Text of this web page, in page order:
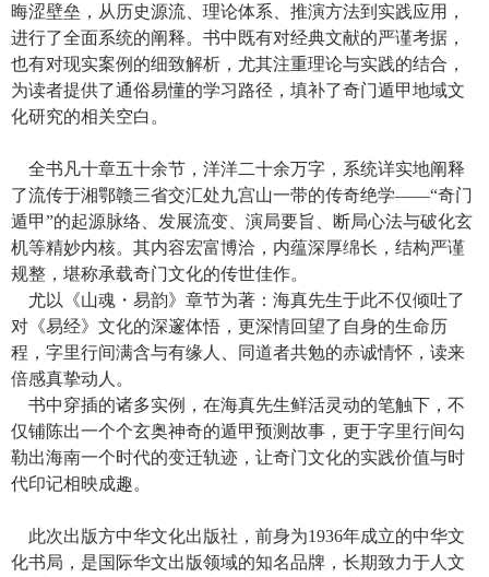
晦涩壁垒，从历史源流、理论体系、推演方法到实践应用，
进行了全面系统的阐释。书中既有对经典文献的严谨考据，
也有对现实案例的细致解析，尤其注重理论与实践的结合，
为读者提供了通俗易懂的学习路径，填补了奇门遁甲地域文
化研究的相关空白。
全书凡十章五十余节，洋洋二十余万字，系统详实地阐释
了流传于湘鄂赣三省交汇处九宫山一带的传奇绝学——“奇门
遁甲”的起源脉络、发展流变、演局要旨、断局心法与破化玄
机等精妙内核。其内容宏富博洽，内蕴深厚绵长，结构严谨
规整，堪称承载奇门文化的传世佳作。
尤以《山魂・易韵》章节为著：海真先生于此不仅倾吐了
对《易经》文化的深邃体悟，更深情回望了自身的生命历
程，字里行间满含与有缘人、同道者共勉的赤诚情怀，读来
倍感真挚动人。
书中穿插的诸多实例，在海真先生鲜活灵动的笔触下，不
仅铺陈出一个个玄奥神奇的遁甲预测故事，更于字里行间勾
勒出海南一个时代的变迁轨迹，让奇门文化的实践价值与时
代印记相映成趣。
此次出版方中华文化出版社，前身为1936年成立的中华文
化书局，是国际华文出版领域的知名品牌，长期致力于人文